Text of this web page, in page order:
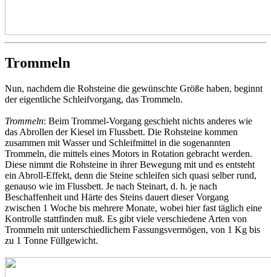
Trommeln
Nun, nachdem die Rohsteine die gewünschte Größe haben, beginnt
der eigentliche Schleifvorgang, das Trommeln.
Trommeln: Beim Trommel-Vorgang geschieht nichts anderes wie
das Abrollen der Kiesel im Flussbett. Die Rohsteine kommen
zusammen mit Wasser und Schleifmittel in die sogenannten
Trommeln, die mittels eines Motors in Rotation gebracht werden.
Diese nimmt die Rohsteine in ihrer Bewegung mit und es entsteht
ein Abroll-Effekt, denn die Steine schleifen sich quasi selber rund,
genauso wie im Flussbett. Je nach Steinart, d. h. je nach
Beschaffenheit und Härte des Steins dauert dieser Vorgang
zwischen 1 Woche bis mehrere Monate, wobei hier fast täglich eine
Kontrolle stattfinden muß. Es gibt viele verschiedene Arten von
Trommeln mit unterschiedlichem Fassungsvermögen, von 1 Kg bis
zu 1 Tonne Füllgewicht.